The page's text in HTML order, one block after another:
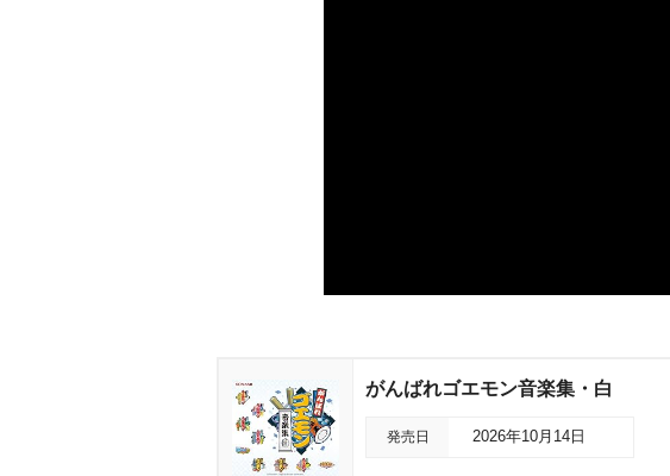
がんばれゴエモン音楽集・白
発売日 2026年10月14日